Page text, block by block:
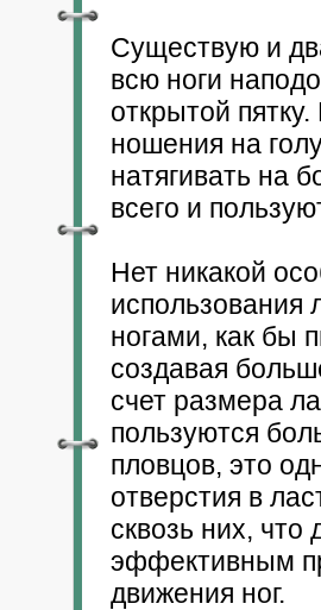
Существую и
всю ноги
открытой
ношения на
натягивать на
всего и
Нет никакой
использования
ногами, как бы
создавая
счет размера
пользуются
пловцов, это
отверстия в
сквозь них,
эффективным
движения ног.